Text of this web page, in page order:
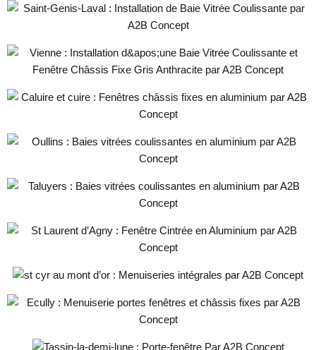
Saint-Genis-Laval
Anthracite à Vienne
en aluminium par A2B Concept
aluminium par A2B Concept
aluminium par A2B Concept
Aluminium par A2B Concept
intégrales par A2B Concept
châssis fixes par A2B Concept